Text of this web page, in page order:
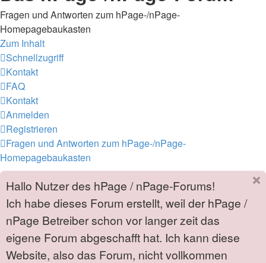
Fragen und Antworten zum hPage-/nPage-
Homepagebaukasten
Zum Inhalt
Schnellzugriff
Kontakt
FAQ
Kontakt
Anmelden
Registrieren
Fragen und Antworten zum hPage-/nPage-
Homepagebaukasten
Hallo Nutzer des hPage / nPage-Forums!
Ich habe dieses Forum erstellt, weil der hPage /
nPage Betreiber schon vor langer zeit das
eigene Forum abgeschafft hat. Ich kann diese
Website, also das Forum, nicht vollkommen